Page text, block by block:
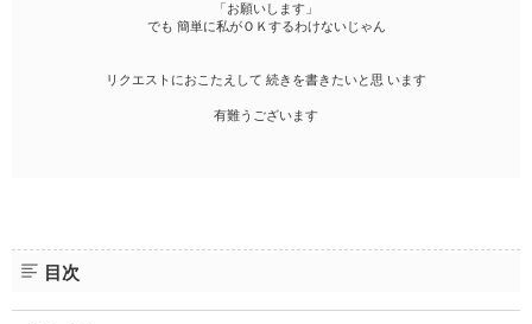
「お願いします」
でも 簡単に私がＯＫするわけないじゃん
リクエストにおこたえして 続きを書きたいと思 います
有難うございます
目次